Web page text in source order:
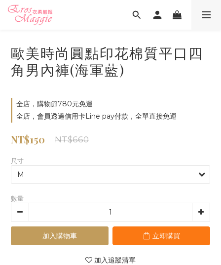
歐美時尚圓點印花棉質平口四
角男內褲(海軍藍)
全店，購物節780元免運
全店，會員透過信用卡Line pay付款，全單直接免運
NT$150 NT$660
尺寸
數量
加入購物車 立即購買
加入追蹤清單